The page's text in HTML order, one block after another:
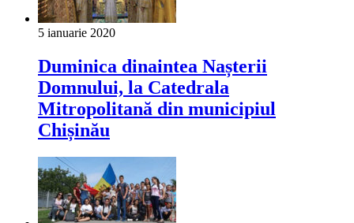
5 ianuarie 2020
Duminica dinaintea Nașterii
Domnului, la Catedrala
Mitropolitană din municipiul
Chișinău